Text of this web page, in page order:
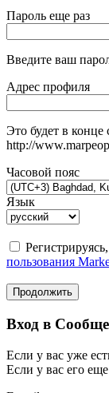
Пароль еще раз
Введите ваш
Адрес профиля
Это будет в
http://
Часовой пояс
Язык
пользования
Продолжить
Вход в
Если у вас уже
Если у вас его